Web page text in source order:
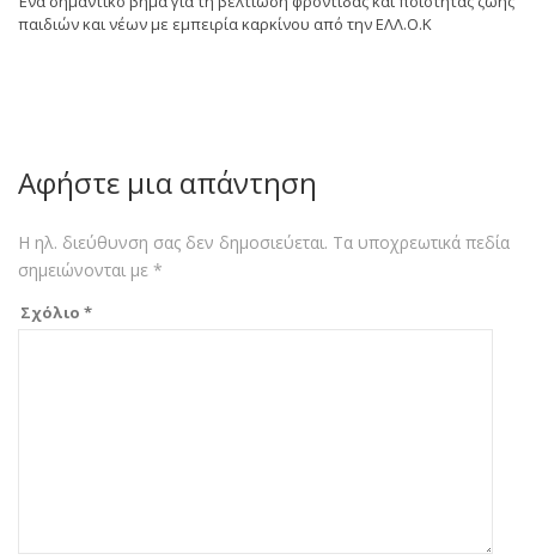
παιδιών και νέων με εμπειρία καρκίνου από την ΕΛΛ.Ο.Κ
Αφήστε μια απάντηση
Η ηλ. διεύθυνση σας δεν δημοσιεύεται. Τα υποχρεωτικά πεδία
σημειώνονται με *
Σχόλιο *